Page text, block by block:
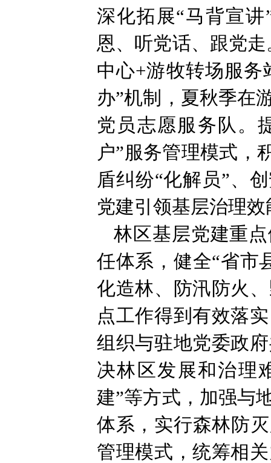
深化拓展“马背宣
恩、听党话、跟党
中心+游牧转场服务
办”机制，夏秋季在
党员志愿服务队。
户”服务管理模式，
盾纠纷“化解员”、
党建引领基层治理效
林区基层党建重
任体系，健全“省市
化造林、防汛防火
点工作得到有效落
组织与驻地党委政
决林区发展和治理
建”等方式，加强与
体系，实行森林防
管理模式，统筹相